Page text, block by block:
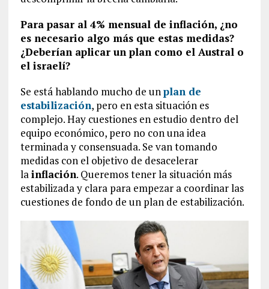
Para pasar al 4% mensual de inflación, ¿no
es necesario algo más que estas medidas?
¿Deberían aplicar un plan como el Austral o
el israelí?
Se está hablando mucho de unplan de
estabilización, pero en esta situación es
complejo. Hay cuestiones en estudio dentro del
equipo económico, pero no con una idea
terminada y consensuada. Se van tomando
medidas con el objetivo de desacelerar
lainflación. Queremos tener la situación más
estabilizada y clara para empezar a coordinar las
cuestiones de fondo de un plan de estabilización.